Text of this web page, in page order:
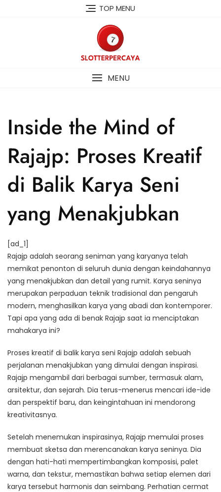
TOP MENU
MENU
Inside the Mind of
Rajajp: Proses Kreatif
di Balik Karya Seni
yang Menakjubkan
[ad_1]
Rajajp adalah seorang seniman yang karyanya telah
memikat penonton di seluruh dunia dengan keindahannya
yang menakjubkan dan detail yang rumit. Karya seninya
merupakan perpaduan teknik tradisional dan pengaruh
modern, menghasilkan karya yang abadi dan kontemporer.
Tapi apa yang ada di benak Rajajp saat ia menciptakan
mahakarya ini?
Proses kreatif di balik karya seni Rajajp adalah sebuah
perjalanan menakjubkan yang dimulai dengan inspirasi.
Rajajp mengambil dari berbagai sumber, termasuk alam,
arsitektur, dan sejarah. Dia terus-menerus mencari ide-ide
dan perspektif baru, dan keingintahuan ini mendorong
kreativitasnya.
Setelah menemukan inspirasinya, Rajajp memulai proses
membuat sketsa dan merencanakan karya seninya. Dia
dengan hati-hati mempertimbangkan komposisi, palet
warna, dan tekstur, memastikan bahwa setiap elemen dari
karya tersebut harmonis dan seimbang. Perhatian cermat